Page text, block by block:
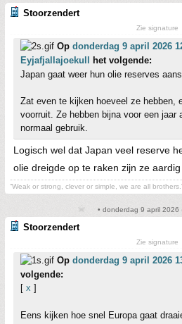
Stoorzendert
Zie signature
Op donderdag 9 april 2026
Eyjafjallajoekull
het volgende:
Japan gaat weer hun olie reserves
Zat even te kijken hoeveel ze hebben,
voorruit. Ze hebben bijna voor een jaar
normaal gebruik.
Logisch wel dat Japan veel reserve
olie dreigde op te raken zijn ze
“Weak or strong, clever or simple, we are all
• donderdag 9 april 2026
Stoorzendert
Zie signature
Op donderdag 9 april 2026
volgende:
[ x ]
Eens kijken hoe snel Europa gaat